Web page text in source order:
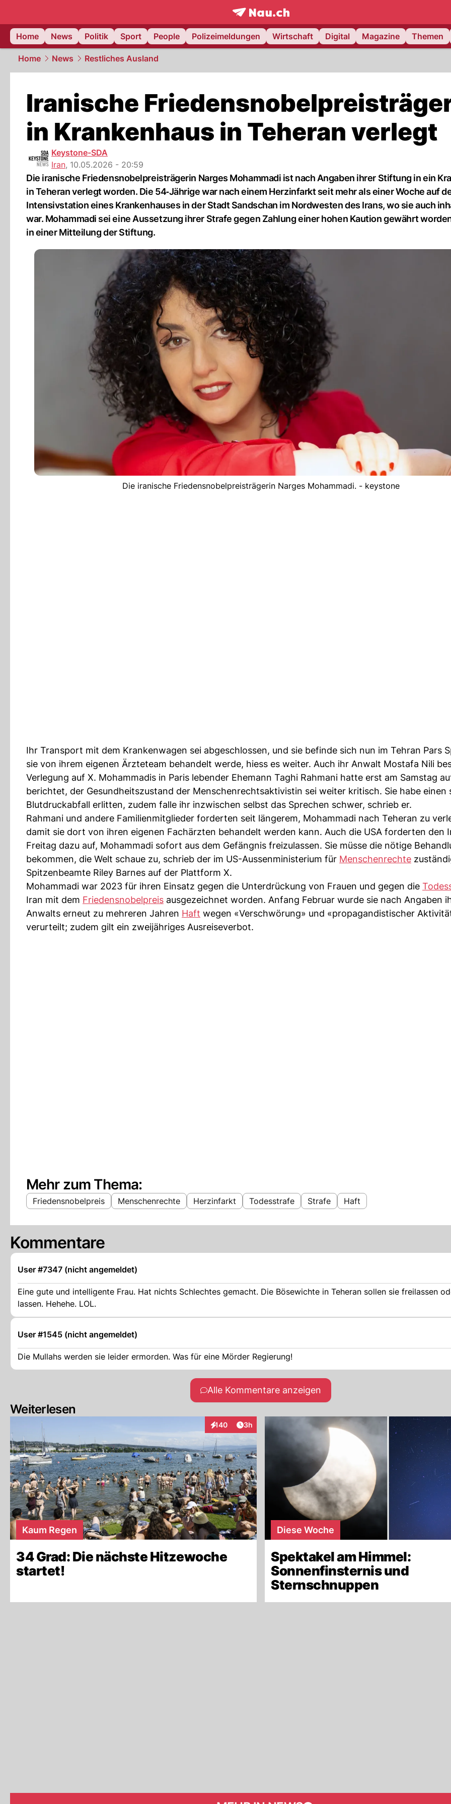
frontpage.NAU.ch
Home
News Politik Sport People Polizeimeldungen Wirtschaft Digital Magazine Themen
Home News Restliches Ausland
Iranische
in Krankenhaus in Teheran verlegt
Keystone-SDA
Iran, 10.05.2026 - 20:59
Die iranische Friedensnobelpreisträgerin Narges Mohammadi ist nach Angaben ihrer Stiftung in ein
in Teheran verlegt worden. Die 54‐Jährige war nach einem Herzinfarkt seit mehr als einer Woche auf
Intensivstation eines Krankenhauses in der Stadt Sandschan im Nordwesten des Irans, wo sie auch
war. Mohammadi sei eine Aussetzung ihrer Strafe gegen Zahlung einer hohen Kaution gewährt
in einer Mitteilung der Stiftung.
Die iranische Friedensnobelpreisträgerin Narges Mohammadi. - keystone
Ihr Transport mit dem Krankenwagen sei abgeschlossen, und sie befinde sich nun im Tehran Pars
sie von ihrem eigenen Ärzteteam behandelt werde, hiess es weiter. Auch ihr Anwalt Mostafa Nili
Verlegung auf X. Mohammadis in Paris lebender Ehemann Taghi Rahmani hatte erst am Samstag
berichtet, der Gesundheitszustand der Menschenrechtsaktivistin sei weiter kritisch. Sie habe einen
Blutdruckabfall erlitten, zudem falle ihr inzwischen selbst das Sprechen schwer, schrieb er.
Rahmani und andere Familienmitglieder forderten seit längerem, Mohammadi nach Teheran zu
damit sie dort von ihren eigenen Fachärzten behandelt werden kann. Auch die USA forderten den
Freitag dazu auf, Mohammadi sofort aus dem Gefängnis freizulassen. Sie müsse die nötige
bekommen, die Welt schaue zu, schrieb der im US-Aussenministerium für Menschenrechte
Spitzenbeamte Riley Barnes auf der Plattform X.
Mohammadi war 2023 für ihren Einsatz gegen die Unterdrückung von Frauen und gegen die
Iran mit dem Friedensnobelpreis ausgezeichnet worden. Anfang Februar wurde sie nach Angaben
Anwalts erneut zu mehreren Jahren Haft wegen «Verschwörung» und «propagandistischer
verurteilt; zudem gilt ein zweijähriges Ausreiseverbot.
Mehr zum Thema:
Friedensnobelpreis Menschenrechte Herzinfarkt Todesstrafe Strafe Haft
Kommentare
User #7347 (nicht angemeldet)
Eine gute und intelligente Frau. Hat nichts Schlechtes gemacht. Die Bösewichte in Teheran sollen sie freilassen
lassen. Hehehe. LOL.
User #1545 (nicht angemeldet)
Die Mullahs werden sie leider ermorden. Was für eine Mörder Regierung!
Alle Kommentare anzeigen
Weiterlesen
140
InteraktionenArtikel veröffentlicht:
3h
Kaum Regen
34 Grad: Die nächste Hitzewoche
startet!
Diese Woche
Spektakel am Himmel:
Sonnenfinsternis und
Sternschnuppen